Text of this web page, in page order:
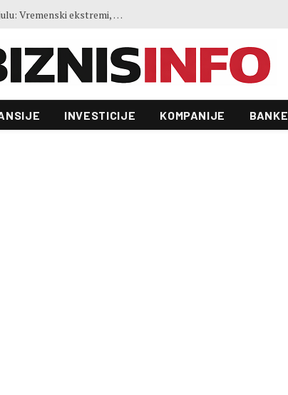
FAO indeks cijena hrane blago porastao u julu: Vremenski ekstremi, energija i geopolitika utiču na kretanja na tržištima
INVESTICIJE KOMPANIJE BANKE